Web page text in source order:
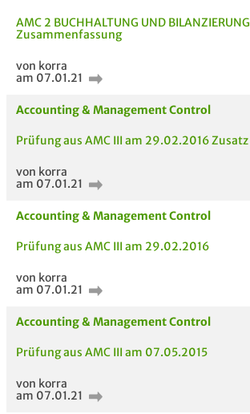
AMC 2 BUCHHALTUNG UND BILANZIERUNG
Zusammenfassung
von korra
am 07.01.21
Accounting & Management Control
Prüfung aus AMC III am 29.02.2016 Zusatz
von korra
am 07.01.21
Accounting & Management Control
Prüfung aus AMC III am 29.02.2016
von korra
am 07.01.21
Accounting & Management Control
Prüfung aus AMC III am 07.05.2015
von korra
am 07.01.21